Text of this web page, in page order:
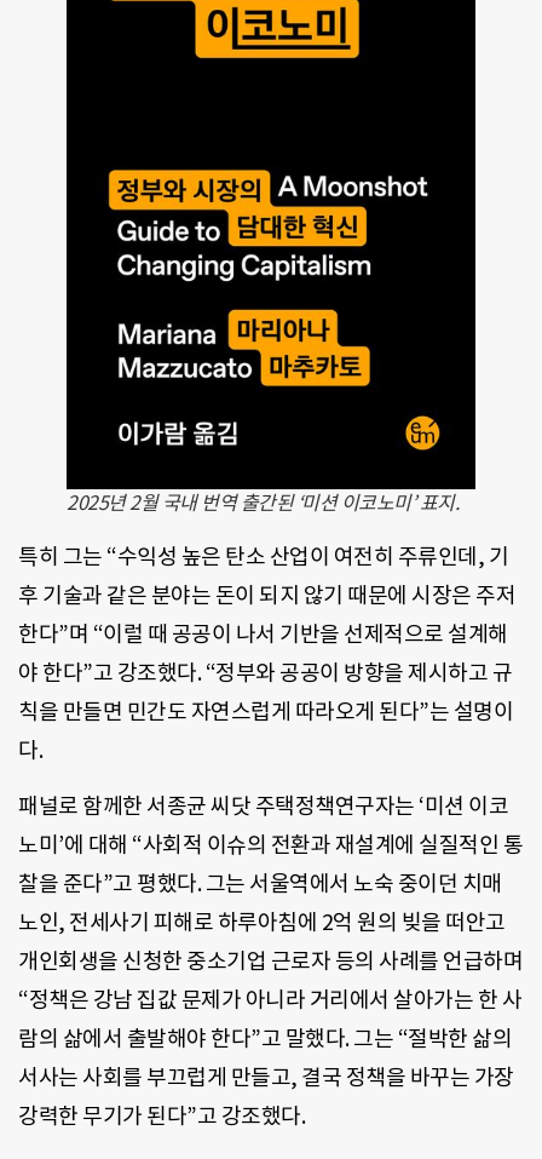
2025년 2월 국내 번역 출간된 ‘미션 이코노미’ 표지.
특히 그는 “수익성 높은 탄소 산업이 여전히 주류인데, 기
후 기술과 같은 분야는 돈이 되지 않기 때문에 시장은 주저
한다”며 “이럴 때 공공이 나서 기반을 선제적으로 설계해
야 한다”고 강조했다. “정부와 공공이 방향을 제시하고 규
칙을 만들면 민간도 자연스럽게 따라오게 된다”는 설명이
다.
패널로 함께한 서종균 씨닷 주택정책연구자는 ‘미션 이코
노미’에 대해 “사회적 이슈의 전환과 재설계에 실질적인 통
찰을 준다”고 평했다. 그는 서울역에서 노숙 중이던 치매
노인, 전세사기 피해로 하루아침에 2억 원의 빚을 떠안고
개인회생을 신청한 중소기업 근로자 등의 사례를 언급하며
“정책은 강남 집값 문제가 아니라 거리에서 살아가는 한 사
람의 삶에서 출발해야 한다”고 말했다. 그는 “절박한 삶의
서사는 사회를 부끄럽게 만들고, 결국 정책을 바꾸는 가장
강력한 무기가 된다”고 강조했다.